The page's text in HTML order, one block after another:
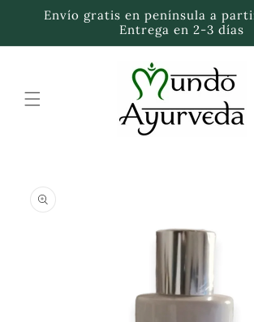
directamente
Envío gratis en península a
Entrega en 2-3 días
información